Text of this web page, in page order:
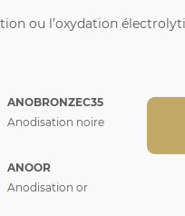
ou l’oxydation
ANOBRONZEC35
Anodisation noire
ANOOR
Anodisation or